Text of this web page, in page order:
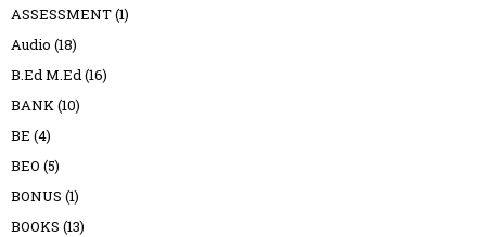
ASSESSMENT(1)
Audio (18)
B.Ed M.Ed(16)
BANK(10)
BE (4)
BEO (5)
BONUS (1)
BOOKS (13)